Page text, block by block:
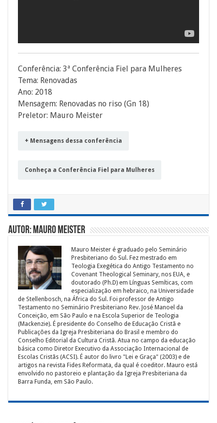
Conferência: 3ª Conferência Fiel para Mulheres
Tema: Renovadas
Ano: 2018
Mensagem: Renovadas no riso (Gn 18)
Preletor: Mauro Meister
+ Mensagens dessa conferência
Conheça a Conferência Fiel para Mulheres
Autor: Mauro Meister
Mauro Meister é graduado pelo Seminário
Presbiteriano do Sul. Fez mestrado em
Teologia Exegética do Antigo Testamento no
Covenant Theological Seminary, nos EUA, e
doutorado (Ph.D) em Línguas Semíticas, com
especialização em hebraico, na Universidade
de Stellenbosch, na África do Sul. Foi professor de Antigo
Testamento no Seminário Presbiteriano Rev. José Manoel da
Conceição, em São Paulo e na Escola Superior de Teologia
(Mackenzie). É presidente do Conselho de Educação Cristã e
Publicações da Igreja Presbiteriana do Brasil e membro do
Conselho Editorial da Cultura Cristã. Atua no campo da educação
básica como Diretor Executivo da Associação Internacional de
Escolas Cristãs (ACSI). É autor do livro "Lei e Graça" (2003) e de
artigos na revista Fides Reformata, da qual é coeditor. Mauro está
envolvido no pastoreio e plantação da Igreja Presbiteriana da
Barra Funda, em São Paulo.